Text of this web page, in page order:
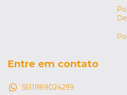
Entre em contato
5511989024299